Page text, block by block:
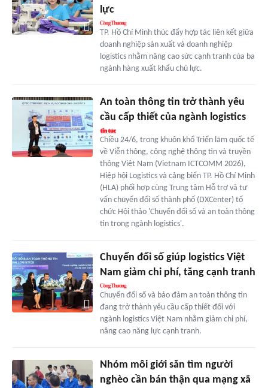
lực
TP. Hồ Chí Minh thúc đẩy hợp tác liên kết giữa
doanh nghiệp sản xuất và doanh nghiệp
logistics nhằm nâng cao sức cạnh tranh của ba
ngành hàng xuất khẩu chủ lực.
An toàn thông tin trở thành yêu
cầu cấp thiết của ngành logistics
Chiều 24/6, trong khuôn khổ Triển lãm quốc tế
về Viễn thông, công nghệ thông tin và truyền
thông Việt Nam (Vietnam ICTCOMM 2026),
Hiệp hội Logistics và cảng biển TP. Hồ Chí Minh
(HLA) phối hợp cùng Trung tâm Hỗ trợ và tư
vấn chuyển đổi số thành phố (DXCenter) tổ
chức Hội thảo 'Chuyển đổi số và an toàn thông
tin trong ngành logistics'.
Chuyển đổi số giúp logistics Việt
Nam giảm chi phí, tăng cạnh tranh
Chuyển đổi số và bảo đảm an toàn thông tin
đang trở thành yêu cầu cấp thiết đối với
ngành logistics Việt Nam nhằm giảm chi phí,
nâng cao năng lực cạnh tranh.
Nhóm môi giới săn tìm người
nghèo cần bán thận qua mạng xã